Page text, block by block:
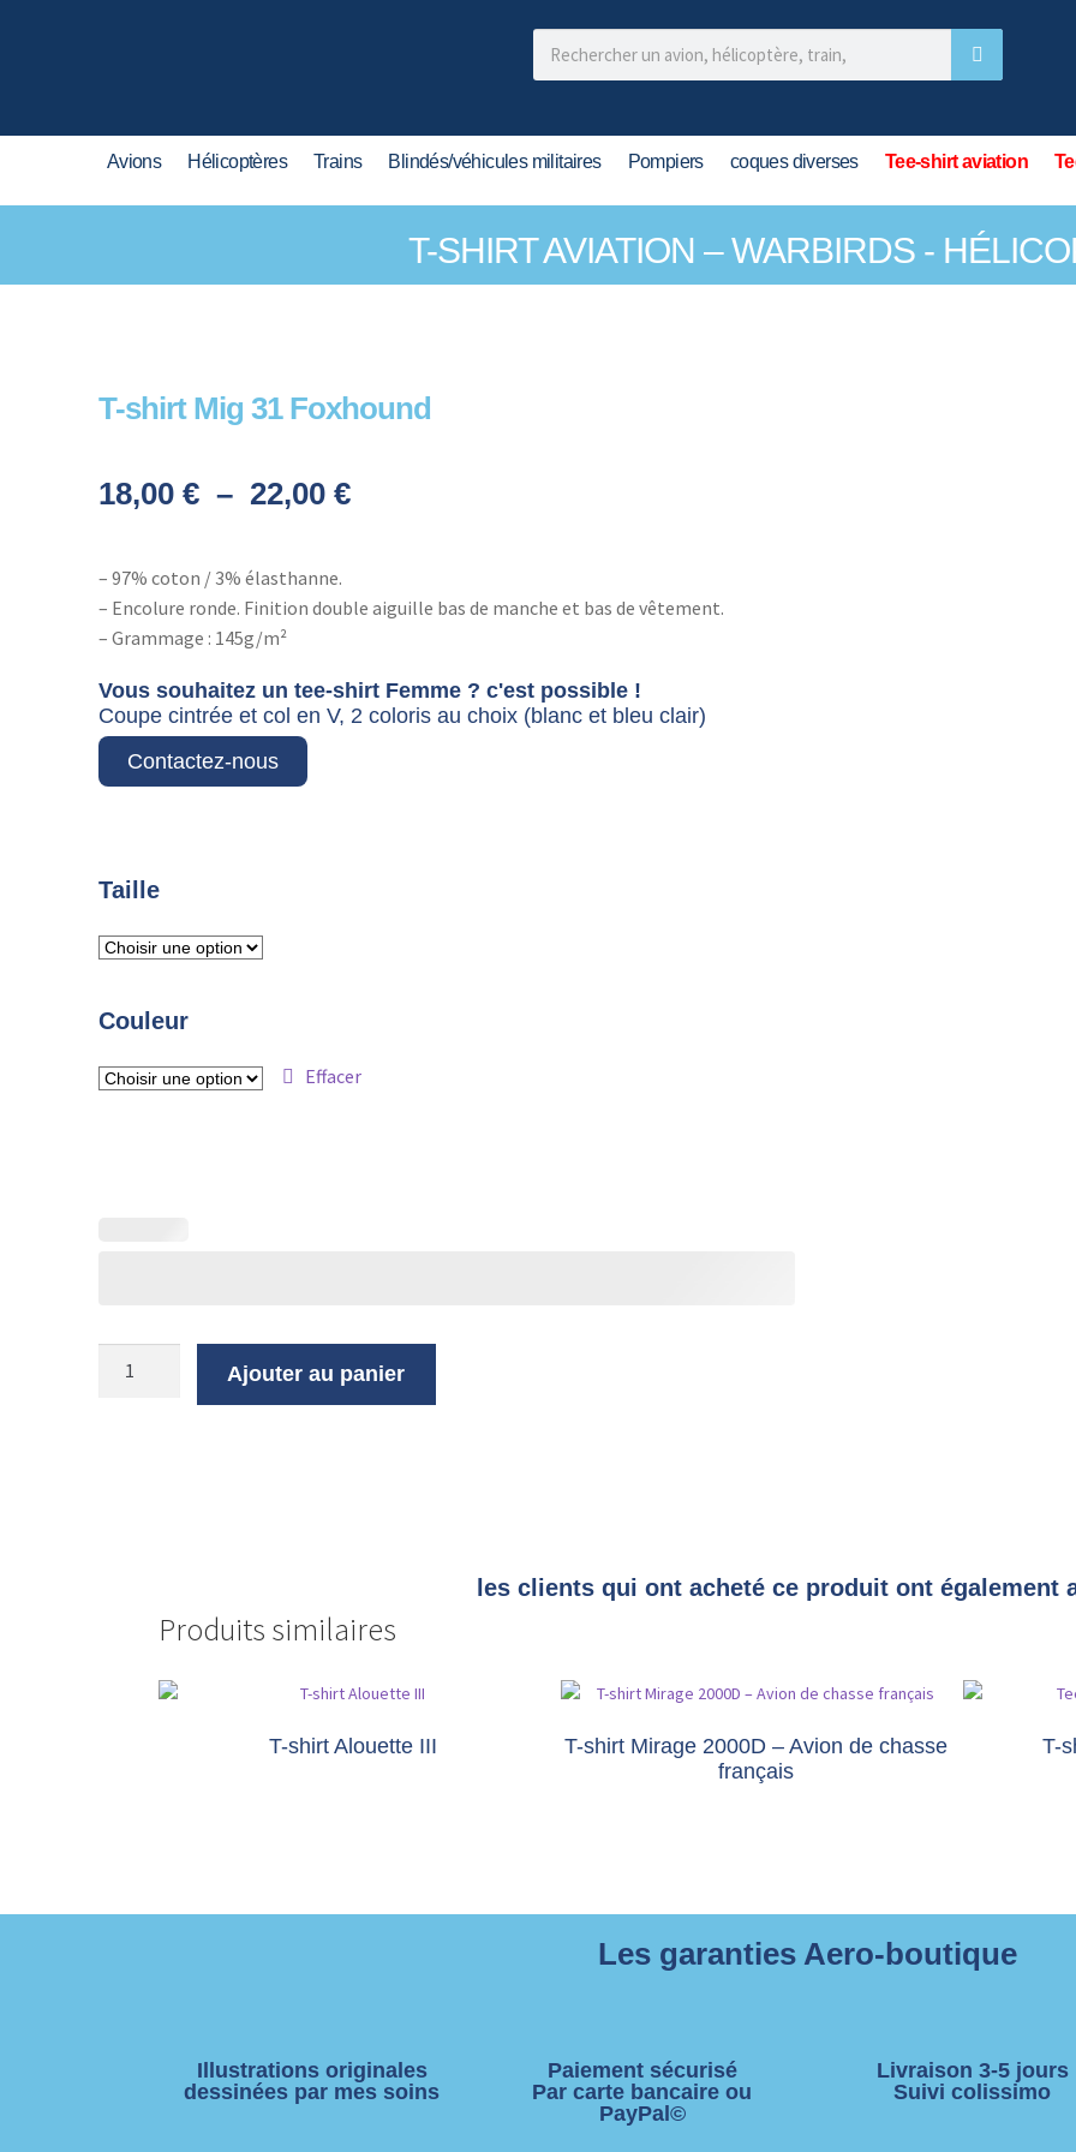
Avions Hélicoptères Trains Blindés/véhicules militaires Pompiers coques diverses Tee-shirt aviation
T-SHIRT AVIATION – WARBIRDS -
T-shirt Mig 31 Foxhound
18,00 € – 22,00 €
– 97% coton / 3% élasthanne.
– Encolure ronde. Finition double aiguille bas de manche et bas de vêtement.
– Grammage : 145g/m²
Vous souhaitez un tee-shirt Femme ? c'est possible !
Coupe cintrée et col en V, 2 coloris au choix (blanc et bleu clair)
Contactez-nous
Taille
Couleur
Effacer
Ajouter au panier
les clients qui ont acheté ce produit ont également
Produits similaires
T-shirt Alouette III
T-shirt Mirage 2000D – Avion de chasse
français
T-
Les garanties Aero-boutique
Illustrations originales
dessinées par mes soins
Paiement sécurisé
Par carte bancaire ou
PayPal©
Livraison 3-5 jours
Suivi colissimo